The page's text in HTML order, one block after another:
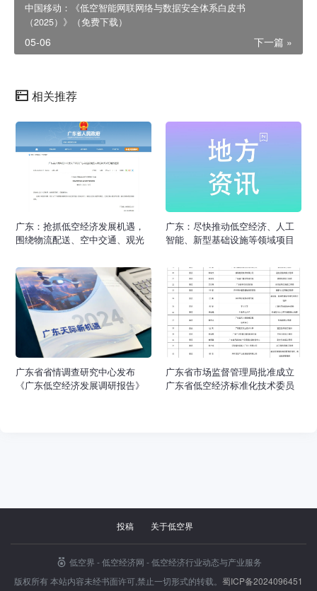
广东
中国移动：《低空智能网联网络与数据安全体系白皮书
（2025）》（免费下载）
下一篇 »
05-06
相关推荐
广东：抢抓低空经济发展机遇，
围绕物流配送、空中交通、观光
具备条件的地区开展低空消费应
用场景示范。
广东：尽快推动低空经济、人工
智能、新型基础设施等领域项目
广东省省情调查研究中心发布
《广东低空经济发展调研报告》
广东省市场监督管理局批准成立
广东省低空经济标准化技术委员
投稿 关于低空界
低空界 - 低空经济网 - 低空经济行业动态与产业服务
版权所有 本站内容未经书面许可,禁止一切形式的转载。 蜀ICP备2024096451